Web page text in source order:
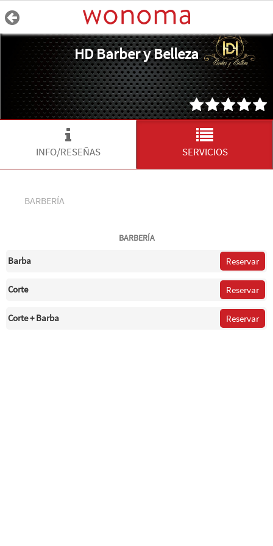
HD Barber y Belleza
INFO/RESEÑAS SERVICIOS
BARBERÍA
BARBERÍA
Barba Reservar
Corte Reservar
Corte + Barba Reservar